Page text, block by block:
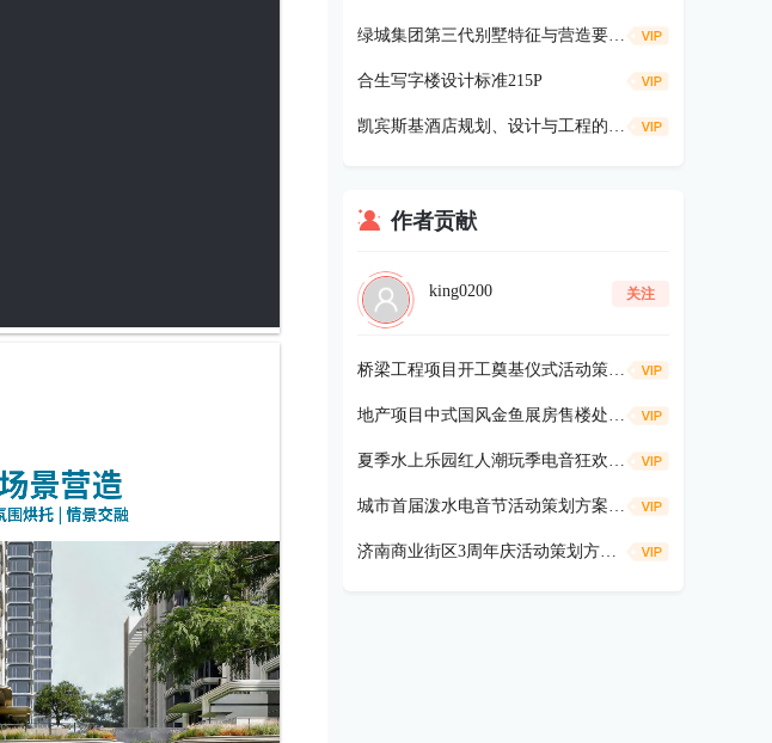
绿城集团第三代别墅特征与营造要点解读（上，共350P）
合生写字楼设计标准215P
凯宾斯基酒店规划、设计与工程的指标方针与标准(06年1月版本）248p
作者贡献
king0200 关注
桥梁工程项目开工奠基仪式活动策划方案
地产项目中式国风金鱼展房售楼处示范区开放活动策划方案（遇鉴国风雅境时主题）
夏季水上乐园红人潮玩季电音狂欢活动策划方案
城市首届泼水电音节活动策划方案（盛夏狂欢 电音造浪主题）
济南商业街区3周年庆活动策划方案（共富热爱 不燃不3主题）